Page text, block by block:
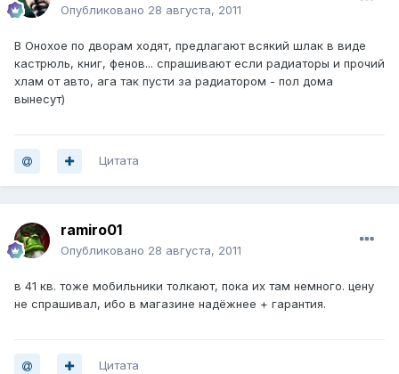
Опубликовано 28 августа, 2011
В Онохое по дворам ходят, предлагают всякий шлак в виде
кастрюль, книг, фенов... спрашивают если радиаторы и прочий
хлам от авто, ага так пусти за радиатором - пол дома
вынесут)
Цитата
ramiro01
Опубликовано 28 августа, 2011
в 41 кв. тоже мобильники толкают, пока их там немного. цену
не спрашивал, ибо в магазине надёжнее + гарантия.
Цитата